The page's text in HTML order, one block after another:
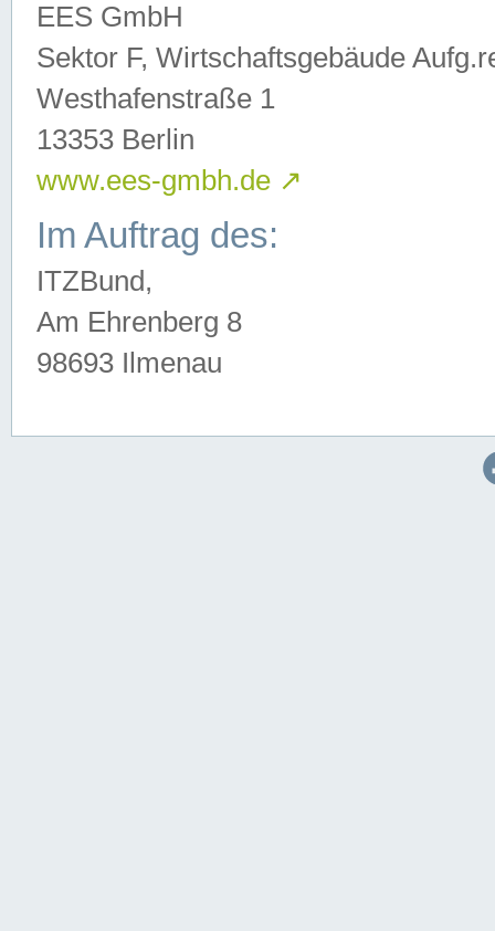
EES GmbH
Sektor F, Wirtschaftsgebäude
Westhafenstraße 1
13353 Berlin
www.ees-gmbh.de ↗
Im Auftrag des:
ITZBund,
Am Ehrenberg 8
98693 Ilmenau